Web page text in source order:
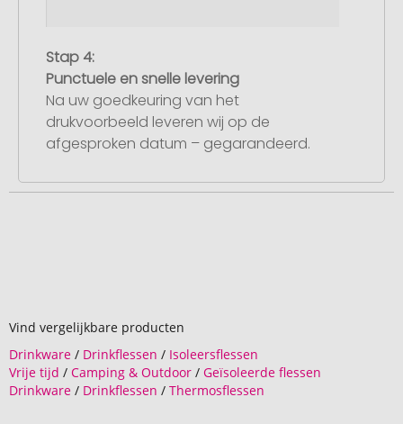
Stap 4:
Punctuele en snelle levering
Na uw goedkeuring van het
drukvoorbeeld leveren wij op de
afgesproken datum – gegarandeerd.
Vind vergelijkbare producten
Drinkware / Drinkflessen / Isoleersflessen
Vrije tijd / Camping & Outdoor / Geïsoleerde flessen
Drinkware / Drinkflessen / Thermosflessen